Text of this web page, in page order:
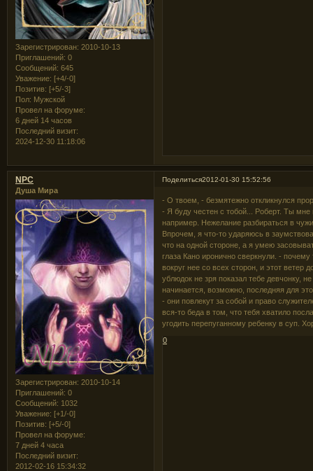
Зарегистрирован: 2010-10-13
Приглашений: 0
Сообщений: 645
Уважение: [+4/-0]
Позитив: [+5/-3]
Пол: Мужской
Провел на форуме:
6 дней 14 часов
Последний визит:
2024-12-30 11:18:06
Поделиться2012-01-30 15:52:56
NPC
Душа Мира
Зарегистрирован: 2010-10-14
Приглашений: 0
Сообщений: 1032
Уважение: [+1/-0]
Позитив: [+5/-0]
Провел на форуме:
7 дней 4 часа
Последний визит:
2012-02-16 15:34:32
- О твоем, - безмятежно откликнулся
- Я буду честен с тобой... Роберт. Ты
например. Нежелание разбираться в
Впрочем, я что-то ударяюсь в
что на одной стороне, а я умею
глаза Кано иронично сверкнули. -
вокруг нее со всех сторон, и этот
ублюдок не зря показал тебе девчонку,
начинается, возможно, последняя для
- они повлекут за собой и право
вся-то беда в том, что тебя хватило
угодить перепуганному ребенку в суп.
0